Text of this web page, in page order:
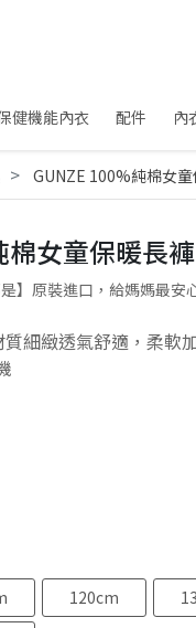
健機能內衣 配件 內
GUNZE 100%純棉女
棉女童保暖長
】原裝進口，給媽媽最安
細緻透氣舒適，柔軟
120cm